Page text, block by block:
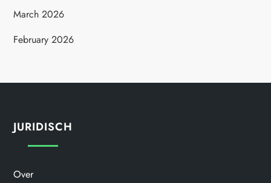
March 2026
February 2026
JURIDISCH
Over